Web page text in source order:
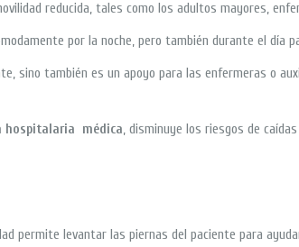
reducida, tales como los adultos mayores,
por la noche, pero también durante el día
sino también es un apoyo para las enfermeras o
hospitalaria médica, disminuye los riesgos de
permite levantar las piernas del paciente para